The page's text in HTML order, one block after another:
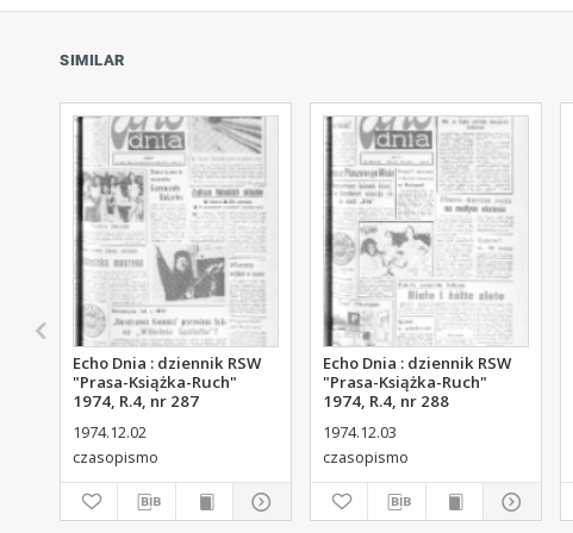
SIMILAR
Echo Dnia : dziennik RSW
"Prasa-Książka-Ruch"
1974, R.4, nr 287
1974.12.02
czasopismo
Echo Dnia : dziennik RSW
"Prasa-Książka-Ruch"
1974, R.4, nr 288
1974.12.03
czasopismo